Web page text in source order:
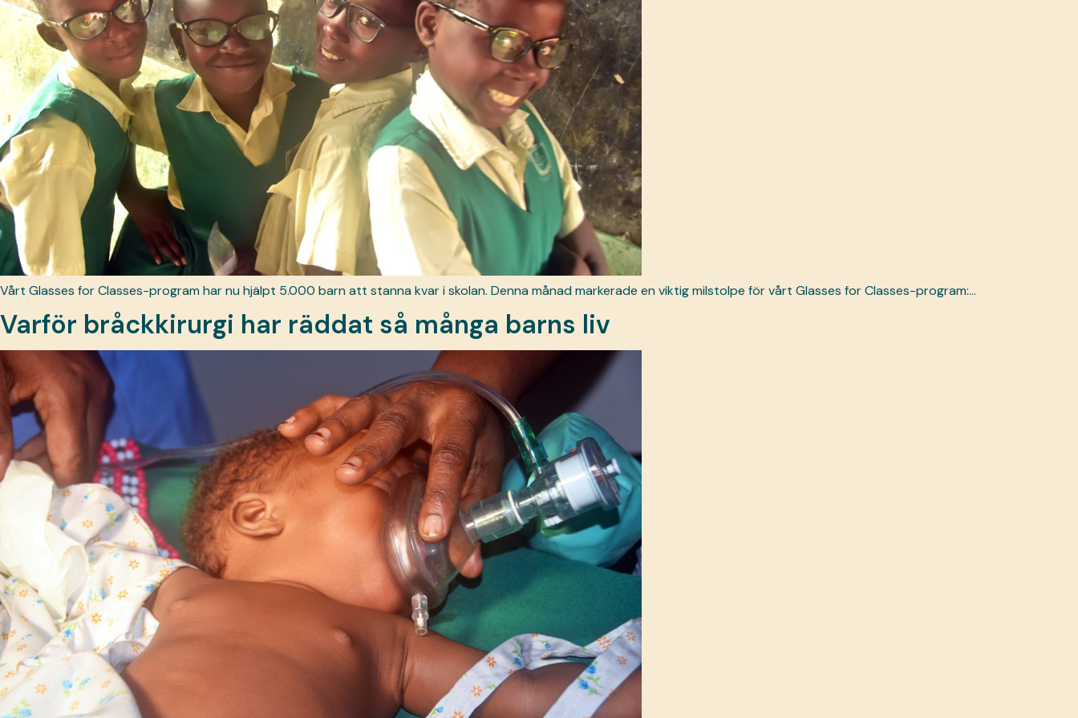
Vårt Glasses for Classes-program har nu hjälpt 5.000 barn att stanna kvar i skolan. Denna månad markerade en viktig milstolpe för vårt Glasses for Classes-program:...
Varför bråckkirurgi har räddat så många barns liv